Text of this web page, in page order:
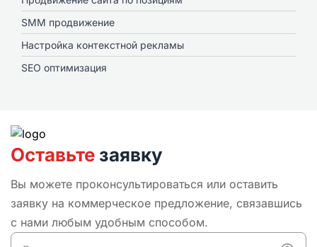
SMM продвижение
Настройка контекстной рекламы
SEO оптимизация
Оставьте заявку
Вы можете проконсультироваться или оставить
заявку на коммерческое предложение, связавшись
с нами любым удобным способом.